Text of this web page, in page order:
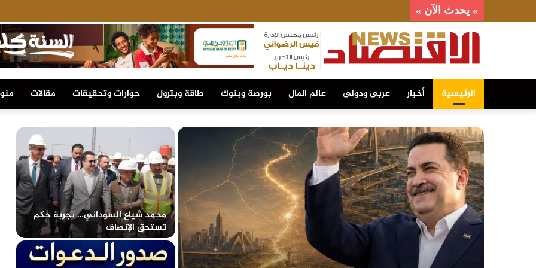
» يحدث الآن »
الرئيسية أخبار عربى ودولى عالم المال بورصة وبنوك طاقة وبترول حوارات وتحقيقات مقالات
محمد شياع السوداني… تجربة حكم
تستحق الإنصاف